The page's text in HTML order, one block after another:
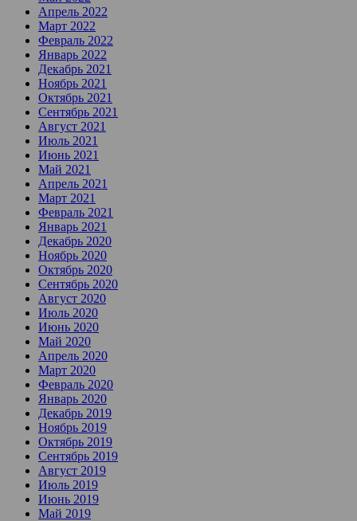
Апрель 2022
Март 2022
Февраль 2022
Январь 2022
Декабрь 2021
Ноябрь 2021
Октябрь 2021
Сентябрь 2021
Август 2021
Июль 2021
Июнь 2021
Май 2021
Апрель 2021
Март 2021
Февраль 2021
Январь 2021
Декабрь 2020
Ноябрь 2020
Октябрь 2020
Сентябрь 2020
Август 2020
Июль 2020
Июнь 2020
Май 2020
Апрель 2020
Март 2020
Февраль 2020
Январь 2020
Декабрь 2019
Ноябрь 2019
Октябрь 2019
Сентябрь 2019
Август 2019
Июль 2019
Июнь 2019
Май 2019